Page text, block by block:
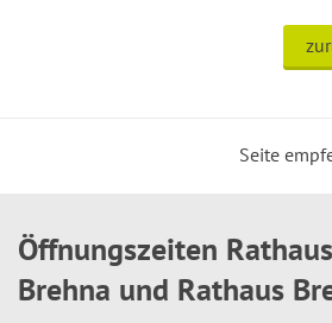
Seite
Öffnungszeiten
Brehna und Rathaus